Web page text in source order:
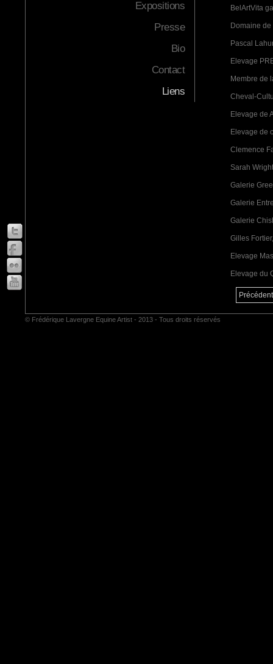
Expositions
Presse
Bio
Contact
Liens
BelArtVita
Domaine
Pascal
Elevage
Membre de
Cheval-
Elevage de
Elevage de
Clemence
Sarah
Galerie
Galerie
Galerie
Gilles
Elevage
Elevage du
Précédent
© Frédérique Lavergne Equine Artist - 2013 - Tous droits réservés